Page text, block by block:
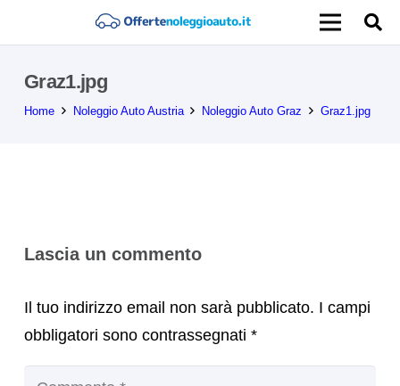
Graz1.jpg
Home Noleggio Auto Austria Noleggio Auto Graz Graz1.jpg
Lascia un commento
Il tuo indirizzo email non sarà pubblicato. I campi
obbligatori sono contrassegnati *